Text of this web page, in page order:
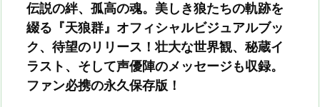
伝説の絆、孤高の魂。美しき狼たちの軌跡を
綴る『天狼群』オフィシャルビジュアルブッ
ク、待望のリリース！壮大な世界観、秘蔵イ
ラスト、そして声優陣のメッセージも収録。
ファン必携の永久保存版！